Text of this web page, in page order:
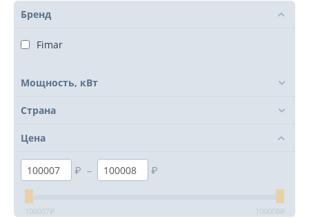
Бренд
Fimar
Мощность, кВт
Страна
Цена
₽ – ₽
100007₽ 100008 ₽